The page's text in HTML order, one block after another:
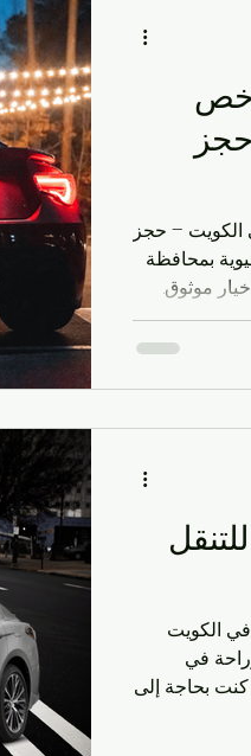
– حجز
النابضة بالحيوية بمحافظة
موثوق.
تاكسي قريب من موقعي في الفنطاس،
المنطقة
المطار أو
في الكويت
وراحة في
كنت بحاجة إلى